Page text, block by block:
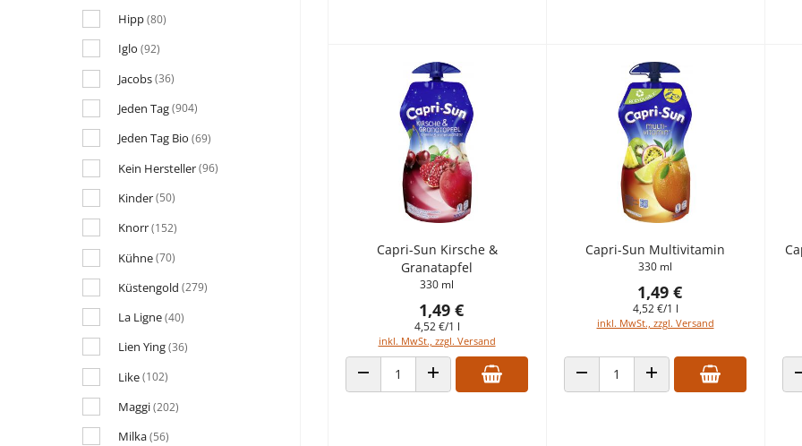
Hipp(80)
Iglo (92)
Jacobs(36)
Jeden Tag(904)
Jeden Tag Bio (69)
Kein Hersteller(96)
Kinder(50)
Knorr(152)
Kühne(70)
Küstengold (279)
La Ligne(40)
Lien Ying(36)
Like(102)
Maggi(202)
Milka(56)
Capri-Sun Kirsche &
Granatapfel
330 ml
1,49 €
4,52 €/1 l
inkl. MwSt., zzgl. Versand
ANZAHL VERRINGERNANZAHL ERHÖHEN
Capri-Sun Multivitamin
330 ml
1,49 €
4,52 €/1 l
inkl. MwSt., zzgl. Versand
ANZAHL VERRINGERNANZAHL ERHÖHEN